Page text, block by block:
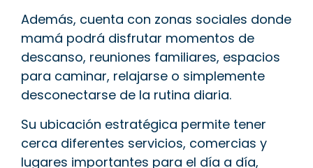
Además, cuenta con zonas sociales donde
mamá podrá disfrutar momentos de
descanso, reuniones familiares, espacios
para caminar, relajarse o simplemente
desconectarse de la rutina diaria.
Su ubicación estratégica permite tener
cerca diferentes servicios, comercias y
lugares importantes para el día a día,